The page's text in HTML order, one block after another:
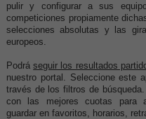
pulir y configurar a sus
competiciones propiamente
selecciones absolutas y las
europeos.
Podráseguir los resultados
nuestro portal. Seleccione este
través de los filtros de
con las mejores cuotas para
guardar en favoritos, horarios,